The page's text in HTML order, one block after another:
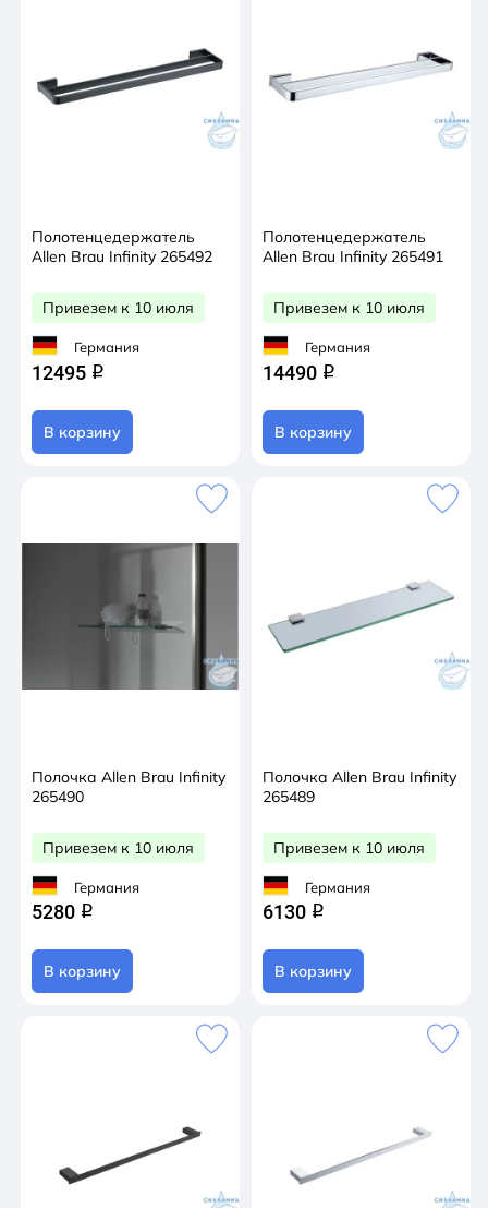
Полотенцедержатель
Allen Brau Infinity 265492
Привезем к 10 июля
Германия
12495 q
В корзину
Полотенцедержатель
Allen Brau Infinity 265491
Привезем к 10 июля
Германия
14490 q
В корзину
Полочка Allen Brau Infinity
265490
Привезем к 10 июля
Германия
5280 q
В корзину
Полочка Allen Brau Infinity
265489
Привезем к 10 июля
Германия
6130 q
В корзину